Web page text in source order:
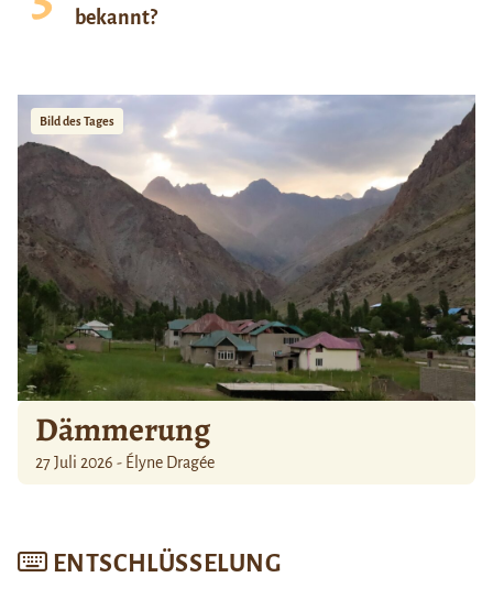
bekannt?
Bild des Tages
Dämmerung
27 Juli 2026 - Élyne Dragée
ENTSCHLÜSSELUNG